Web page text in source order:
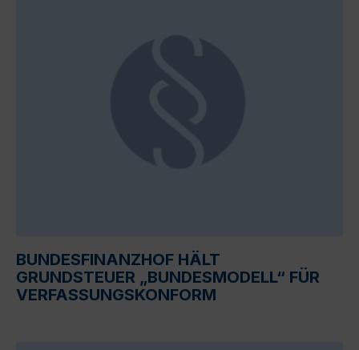
BUNDESFINANZHOF HÄLT
GRUNDSTEUER „BUNDESMODELL“ FÜR
VERFASSUNGSKONFORM